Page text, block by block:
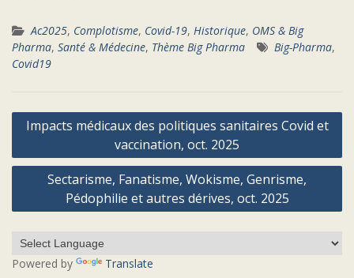
Ac2025, Complotisme, Covid-19, Historique, OMS & Big
Pharma, Santé & Médecine, Thème Big Pharma Big-Pharma,
Covid19
Navigation
l’article
Impacts médicaux des politiques sanitaires Covid et
vaccination, oct. 2025
Sectarisme, Fanatisme, Wokisme, Genrisme,
Pédophilie et autres dérives, oct. 2025
Powered by Translate